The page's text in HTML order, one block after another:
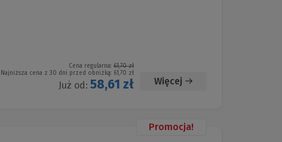
Cena regularna: 61,70 zł
Najniższa cena z 30 dni przed obniżką: 61,70 zł
Już od: 58,61 zł Więcej
Promocja!